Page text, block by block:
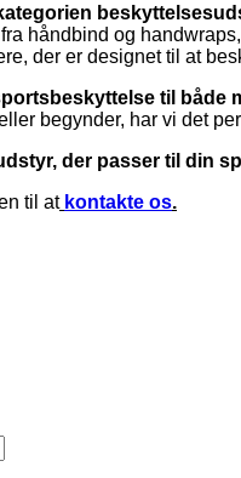
håndbind og
der er designet til at
til både
begynder, har vi det
der passer til din
til at kontakte os.